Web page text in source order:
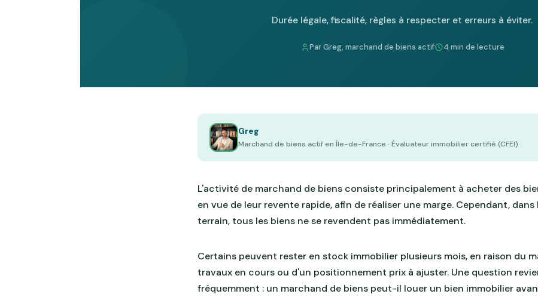
Durée légale, fiscalité, règles à respecter et erreurs à éviter.
Par Greg, marchand de biens actif 4 min de lecture
Greg
Marchand de biens actif en Île-de-France · Évaluateur immobilier certifié (CFEI)
L'activité de marchand de biens consiste principalement à acheter des
en vue de leur revente rapide, afin de réaliser une marge. Cependant, dans
terrain, tous les biens ne se revendent pas immédiatement.
Certains peuvent rester en stock immobilier plusieurs mois, en raison du
travaux en cours ou d'un positionnement prix à ajuster. Une question
fréquemment : un marchand de biens peut-il louer un bien immobilier